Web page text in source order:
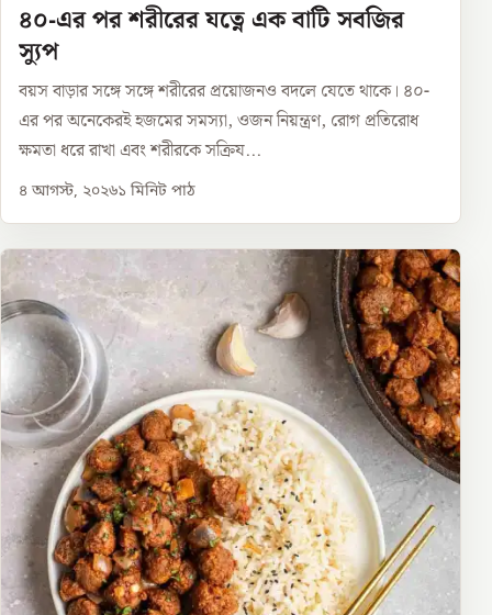
৪০-এর পর শরীরের যত্নে এক বাটি সবজির
স্যুপ
বয়স বাড়ার সঙ্গে সঙ্গে শরীরের প্রয়োজনও বদলে যেতে থাকে। ৪০-
এর পর অনেকেরই হজমের সমস্যা, ওজন নিয়ন্ত্রণ, রোগ প্রতিরোধ
ক্ষমতা ধরে রাখা এবং শরীরকে সক্রিয...
৪ আগস্ট, ২০২৬১ মিনিট পাঠ